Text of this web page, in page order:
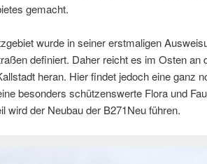
gemacht.
wurde in seiner erstmaligen
definiert. Daher reicht es im Osten an
heran. Hier findet jedoch eine ganz
besonders schützenswerte Flora und
wird der Neubau der B271Neu führen.